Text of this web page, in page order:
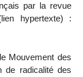
par la revue
hypertexte) :
Mouvement des
de radicalité des